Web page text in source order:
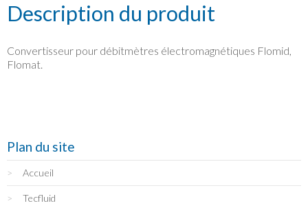
Description du produit
Convertisseur pour débitmètres électromagnétiques Flomid,
Flomat.
Plan du site
Accueil
Tecfluid